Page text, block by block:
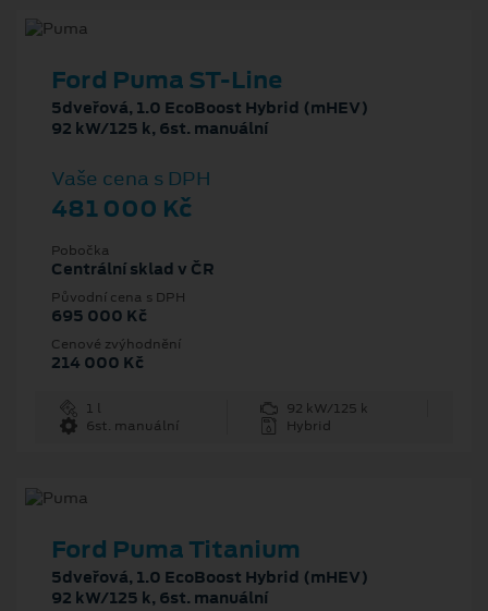
Ford Puma ST-Line
5dveřová, 1.0 EcoBoost Hybrid (mHEV)
92 kW/125 k, 6st. manuální
Vaše cena s DPH
481 000 Kč
Pobočka
Centrální sklad v ČR
Původní cena s DPH
695 000 Kč
Cenové zvýhodnění
214 000 Kč
1 l
92 kW/125 k
6st. manuální
Hybrid
Ford Puma Titanium
5dveřová, 1.0 EcoBoost Hybrid (mHEV)
92 kW/125 k, 6st. manuální